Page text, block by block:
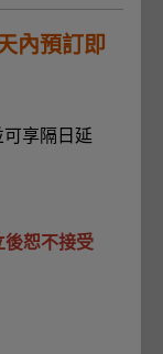
內預訂即
享隔日延
恕不接受